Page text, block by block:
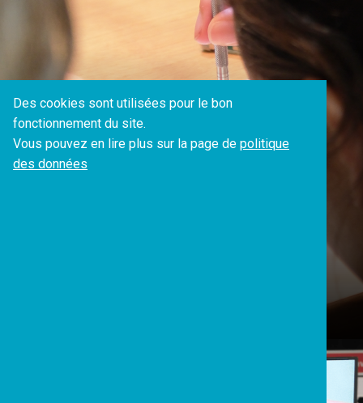
Des cookies sont utilisées pour le bon
fonctionnement du site.
Vous pouvez en lire plus sur la page de politique
des données